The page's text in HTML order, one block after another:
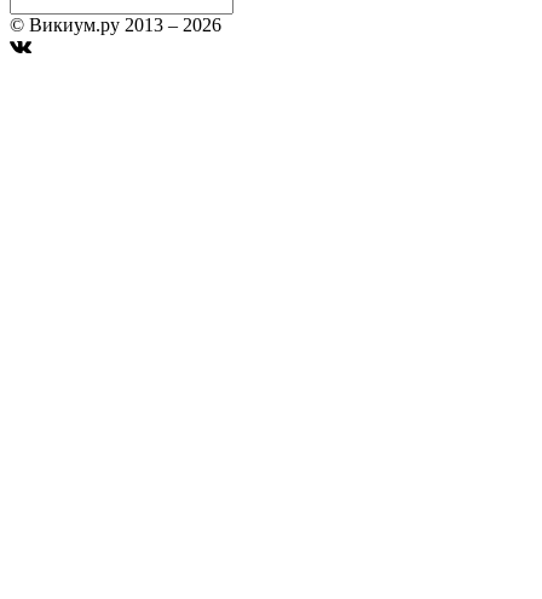
© Викиум.ру 2013 – 2026